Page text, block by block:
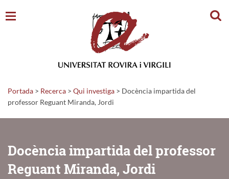
Portada > Recerca > Qui investiga > Docència impartida del
professor Reguant Miranda, Jordi
Docència impartida del professor
Reguant Miranda, Jordi